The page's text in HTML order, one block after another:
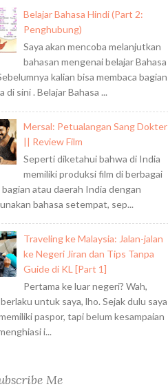
Belajar Bahasa Hindi (Part 2:
Penghubung)
Saya akan mencoba melanjutkan
bahasan mengenai belajar Bahasa
kalian bisa membaca bagian
di sini . Belajar Bahasa ...
Mersal: Petualangan Sang Dokter
|| Review Film
Seperti diketahui bahwa di India
memiliki produksi film di berbagai
atau daerah India dengan
bahasa setempat, sep...
Traveling ke Malaysia: Jalan-jalan
ke Negeri Jiran dan Tips Tanpa
Guide di KL [Part 1]
Pertama ke luar negeri? Wah,
untuk saya, lho. Sejak dulu saya
paspor, tapi belum kesampaian
i...
Me